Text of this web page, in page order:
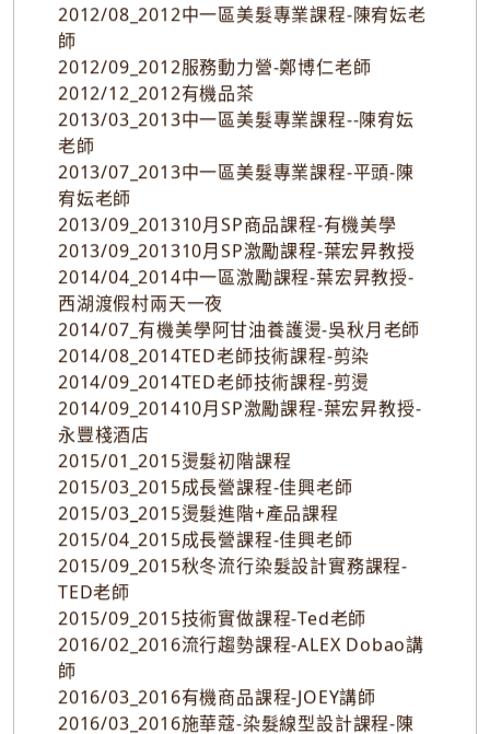
進 修 經 歷
【不停的學習，不斷的精進....只為了給您更好
的服務】
2012/08_2012中一區美髮專業課程-陳宥妘老
師
2012/09_2012服務動力營-鄭博仁老師
2012/12_2012有機品茶
2013/03_2013中一區美髮專業課程--陳宥妘
老師
2013/07_2013中一區美髮專業課程-平頭-陳
宥妘老師
2013/09_201310月SP商品課程-有機美學
2013/09_201310月SP激勵課程-葉宏昇教授
2014/04_2014中一區激勵課程-葉宏昇教授-
西湖渡假村兩天一夜
2014/07_有機美學阿甘油養護燙-吳秋月老師
2014/08_2014TED老師技術課程-剪染
2014/09_2014TED老師技術課程-剪燙
2014/09_201410月SP激勵課程-葉宏昇教授-
永豐棧酒店
2015/01_2015燙髮初階課程
2015/03_2015成長營課程-佳興老師
2015/03_2015燙髮進階+產品課程
2015/04_2015成長營課程-佳興老師
2015/09_2015秋冬流行染髮設計實務課程-
TED老師
2015/09_2015技術實做課程-Ted老師